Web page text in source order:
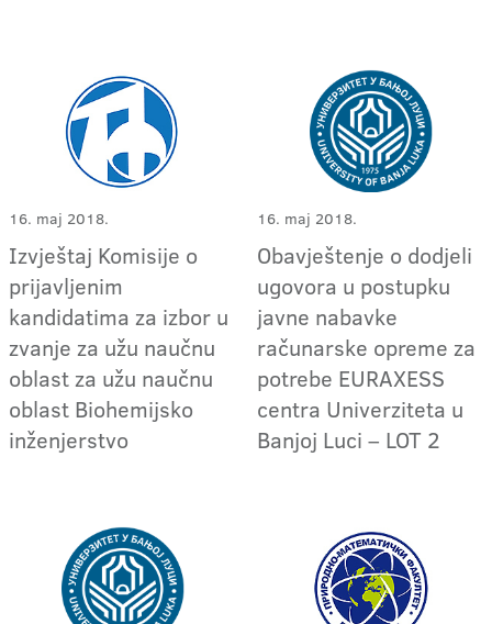
16. maj 2018.
Izvještaj Komisije o
prijavljenim
kandidatima za izbor u
zvanje za užu naučnu
oblast za užu naučnu
oblast Biohemijsko
inženjerstvo
16. maj 2018.
Obavještenje o dodjeli
ugovora u postupku
javne nabavke
računarske opreme za
potrebe EURAXESS
centra Univerziteta u
Banjoj Luci – LOT 2